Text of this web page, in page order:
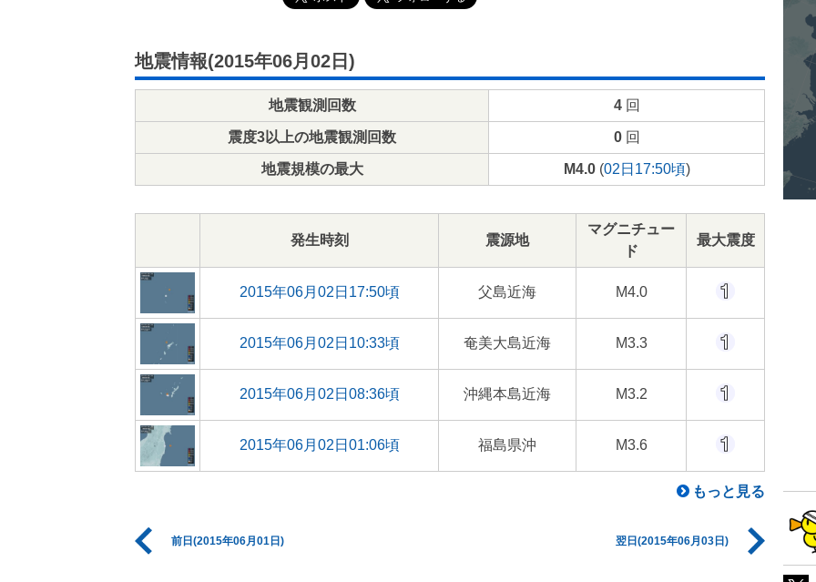
地震情報(2015年06月02日)
地震観測回数 4回
震度3以上の地震観測回数 0回
地震規模の最大 M4.0(02日17:50頃)
発生時刻 震源地
マグニチュー
ド
最大震度
2015年06月02日17:50頃 父島近海 M4.0
2015年06月02日10:33頃 奄美大島近海 M3.3
2015年06月02日08:36頃 沖縄本島近海 M3.2
2015年06月02日01:06頃 福島県沖 M3.6
もっと見る
前日(2015年06月01日) 翌日(2015年06月03日)